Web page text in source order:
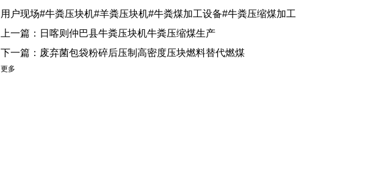
用户现场#牛粪压块机#羊粪压块机#牛粪煤加工设备#牛粪压缩煤加工
上一篇： 日喀则仲巴县牛粪压块机牛粪压缩煤生产
下一篇： 废弃菌包袋粉碎后压制高密度压块燃料替代燃煤
更多